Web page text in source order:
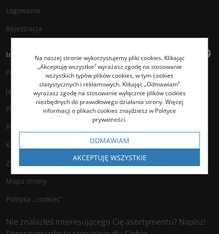
Logowanie
Rejestracja
Informacje
Polityka prywatności
Jak kupować?
Polityka legalności
Polityka antyspamowa
Kontakt
Zwroty
Mapa strony
Polityka „cookies”
Nie znalazłeś interesującego Cię asortymentu? Napisz!
Na naszej stronie wykorzystujemy pliki cookies. Klikając
„Akceptuję wszystkie” wyrażasz zgodę na stosowanie
wszystkich typów plików cookies, w tym cookies
statystycznych i reklamowych. Klikając „Odmawiam”
wyrażasz zgodę na stosowanie wyłącznie plików cookies
niezbędnych do prawidłowego działania strony. Więcej
informacji o plikach cookies znajdziesz w Polityce
prywatności.
ODMAWIAM
AKCEPTUJĘ WSZYSTKIE